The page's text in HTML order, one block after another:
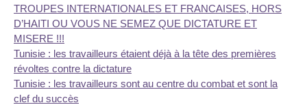
TROUPES INTERNATIONALES ET FRANCAISES, HORS
D’HAITI OU VOUS NE SEMEZ QUE DICTATURE ET
MISERE !!!
Tunisie : les travailleurs étaient déjà à la tête des premières
révoltes contre la dictature
Tunisie : les travailleurs sont au centre du combat et sont la
clef du succès